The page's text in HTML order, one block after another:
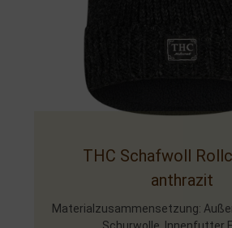
THC Schafwoll
anthrazit
Materialzusammensetzung: